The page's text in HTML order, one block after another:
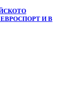
И В